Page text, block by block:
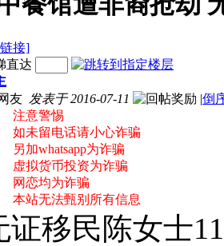
接]
直达
友 发表于 2016-07-11 |倒
注意警惕
如未留电话请小心诈骗
另加whatsapp为诈骗
虚拟货币投资为诈骗
网恋均为诈骗
本站无法甄别所有信息
证移民陈女士